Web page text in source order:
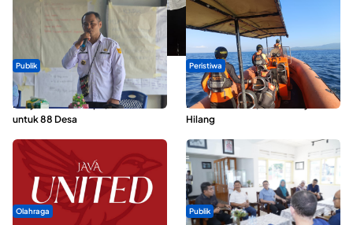
Publik
ABDESI Morotai Apresiasi
Penyaluran ADD Rp3,13 Miliar
untuk 88 Desa
Peristiwa
Dua Longboat Bertabrakan di
Perairan Taliabu, Satu Nelayan
Hilang
Olahraga Publik